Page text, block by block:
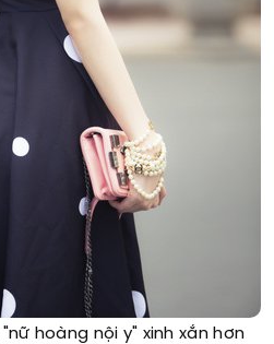
hoàng nội y" xinh xắn hơn